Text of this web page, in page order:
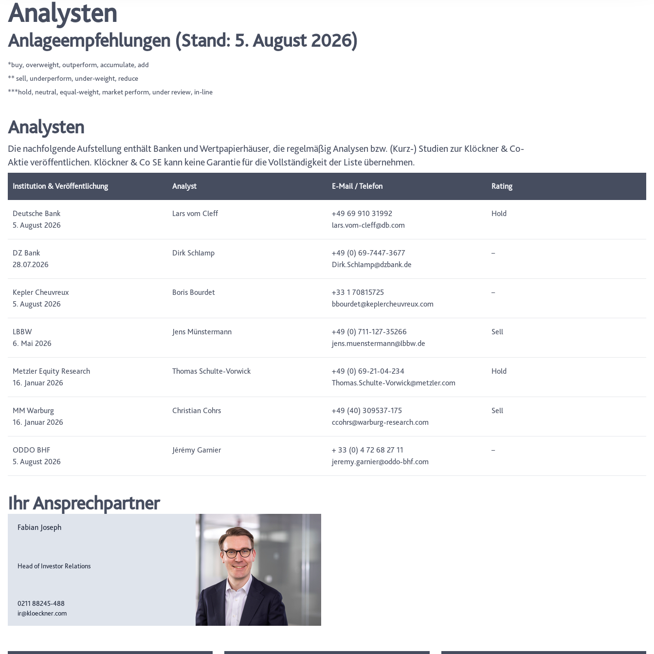
Analysten
Anlageempfehlungen (Stand: 5. August 2026)
*buy, overweight, outperform, accumulate, add
** sell, underperform, under-weight, reduce
***hold, neutral, equal-weight, market perform, under review, in-line
Analysten
Die nachfolgende Aufstellung enthält Banken und Wertpapierhäuser, die regelmäßig Analysen bzw. (Kurz-) Studien zur Klöckner & Co-
Aktie veröffentlichen. Klöckner & Co SE kann keine Garantie für die Vollständigkeit der Liste übernehmen.
Institution & Veröffentlichung Analyst E-Mail / Telefon Rating
Deutsche Bank
5. August 2026
Lars vom Cleff
+49 69 910 31992
lars.vom-cleff@db.com
Hold
DZ Bank
28.07.2026
Dirk Schlamp
+49 (0) 69-7447-3677
Dirk.Schlamp@dzbank.de
–
Kepler Cheuvreux
5. August 2026
Boris Bourdet
+33 1 70815725
bbourdet@keplercheuvreux.com
–
LBBW
6. Mai 2026
Jens Münstermann
+49 (0) 711-127-35266
jens.muenstermann@lbbw.de
Sell
Metzler Equity Research
16. Januar 2026
Thomas Schulte-Vorwick
+49 (0) 69-21-04-234
Thomas.Schulte-Vorwick@metzler.com
Hold
MM Warburg
16. Januar 2026
Christian Cohrs
+49 (40) 309537-175
ccohrs@warburg-research.com
Sell
ODDO BHF
5. August 2026
Jérémy Garnier
+ 33 (0) 4 72 68 27 11
jeremy.garnier@oddo-bhf.com
–
Ihr Ansprechpartner
Fabian Joseph
Head of Investor Relations
0211 88245-488
ir@kloeckner.com